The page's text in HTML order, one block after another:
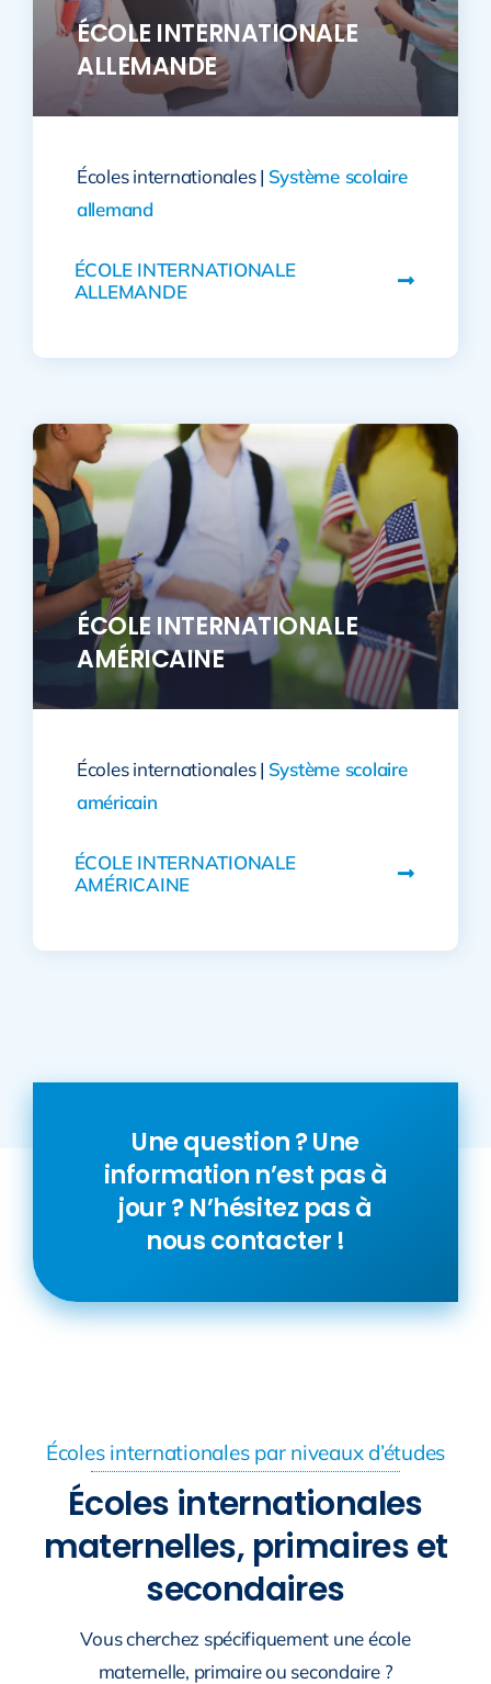
ÉCOLE INTERNATIONALE
ALLEMANDE
Écoles internationales | Système scolaire
allemand
ÉCOLE INTERNATIONALE
ALLEMANDE
ÉCOLE INTERNATIONALE
AMÉRICAINE
Écoles internationales | Système scolaire
américain
ÉCOLE INTERNATIONALE
AMÉRICAINE
Une question ? Une
information n’est pas à
jour ? N’hésitez pas à
nous contacter !
Écoles internationales par niveaux d’études
Écoles internationales
maternelles, primaires et
secondaires
Vous cherchez spécifiquement une école
maternelle, primaire ou secondaire ?